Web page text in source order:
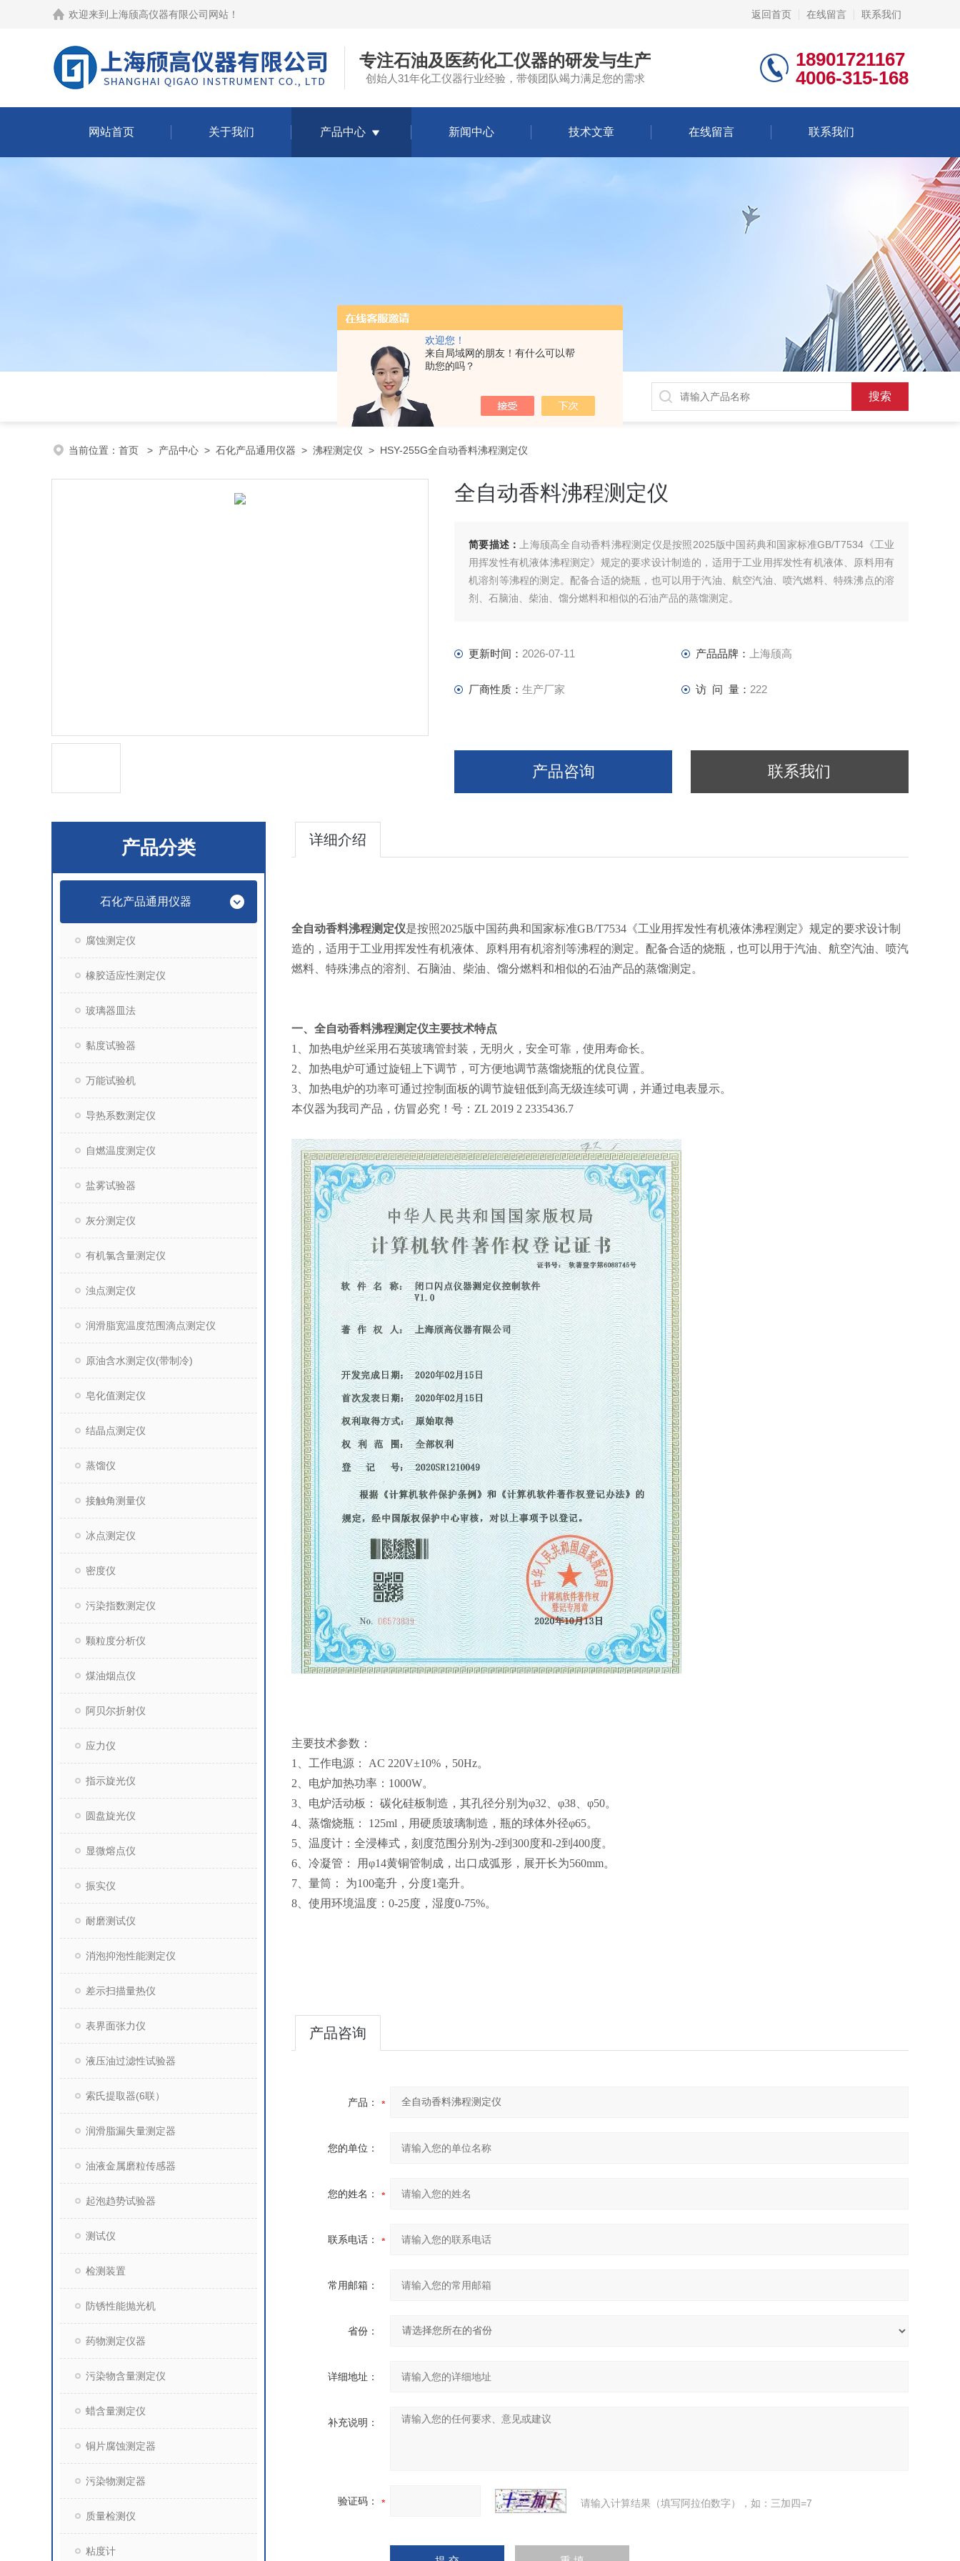
欢迎您！
来自局域网的朋友！有什么可以帮
助您的吗？
欢迎来到 上海颀高仪器有限公司网站 ！ 返回首页 在线留言 联系我们
专注石油及医药化工仪器的研发与生产
创始人31年化工仪器行业经验，带领团队竭力满足您的需求
18901721167
4006-315-168
网站首页 关于我们 产品中心 新闻中心 技术文章 在线留言 联系我们
当前位置： 首页 > 产品中心 > 石化产品通用仪器 > 沸程测定仪 > HSY-255G全自动香料沸程测定仪
全自动香料沸程测定仪
简要描述：
上海颀高全自动香料沸程测定仪是按照2025版中国药典和国家标准GB/T7534《工业
用挥发性有机液体沸程测定》规定的要求设计制造的，适用于工业用挥发性有机液体、原料用有
机溶剂等沸程的测定。配备合适的烧瓶，也可以用于汽油、航空汽油、喷汽燃料、特殊沸点的溶
剂、石脑油、柴油、馏分燃料和相似的石油产品的蒸馏测定。
更新时间： 2026-07-11 产品品牌： 上海颀高
厂商性质： 生产厂家 访 问 量： 222
产品咨询 联系我们
产品分类
石化产品通用仪器
腐蚀测定仪
橡胶适应性测定仪
玻璃器皿法
黏度试验器
万能试验机
导热系数测定仪
自燃温度测定仪
盐雾试验器
灰分测定仪
有机氯含量测定仪
浊点测定仪
润滑脂宽温度范围滴点测定仪
原油含水测定仪(带制冷)
皂化值测定仪
结晶点测定仪
蒸馏仪
接触角测量仪
冰点测定仪
密度仪
污染指数测定仪
颗粒度分析仪
煤油烟点仪
阿贝尔折射仪
应力仪
指示旋光仪
圆盘旋光仪
显微熔点仪
振实仪
耐磨测试仪
消泡抑泡性能测定仪
差示扫描量热仪
表界面张力仪
液压油过滤性试验器
索氏提取器(6联）
润滑脂漏失量测定器
油液金属磨粒传感器
起泡趋势试验器
测试仪
检测装置
防锈性能抛光机
药物测定仪器
污染物含量测定仪
蜡含量测定仪
铜片腐蚀测定器
污染物测定器
质量检测仪
粘度计
详细介绍
全自动香料沸程测定仪是按照2025版中国药典和国家标准GB/T7534《工业用挥发性有机液体沸程测定》规定的要求设计制
造的，适用于工业用挥发性有机液体、原料用有机溶剂等沸程的测定。配备合适的烧瓶，也可以用于汽油、航空汽油、喷汽
燃料、特殊沸点的溶剂、石脑油、柴油、馏分燃料和相似的石油产品的蒸馏测定。
一、 全自动香料沸程测定仪主要技术特点
1、加热电炉丝采用石英玻璃管封装，无明火，安全可靠，使用寿命长。
2、加热电炉可通过旋钮上下调节，可方便地调节蒸馏烧瓶的优良位置。
3、加热电炉的功率可通过控制面板的调节旋钮低到高无级连续可调，并通过电表显示。
本仪器为我司产品，仿冒必究！号：ZL 2019 2 2335436.7
主要技术参数：
1、工作电源： AC 220V±10%，50Hz。
2、电炉加热功率：1000W。
3、电炉活动板： 碳化硅板制造，其孔径分别为φ32、φ38、φ50。
4、蒸馏烧瓶： 125ml，用硬质玻璃制造，瓶的球体外径φ65。
5、温度计：全浸棒式，刻度范围分别为-2到300度和-2到400度。
6、冷凝管： 用φ14黄铜管制成，出口成弧形，展开长为560mm。
7、量筒： 为100毫升，分度1毫升。
8、使用环境温度：0-25度，湿度0-75%。
产品咨询
产品：
您的单位：
您的姓名：
联系电话：
常用邮箱：
省份：
详细地址：
补充说明：
验证码： 请输入计算结果（填写阿拉伯数字），如：三加四=7